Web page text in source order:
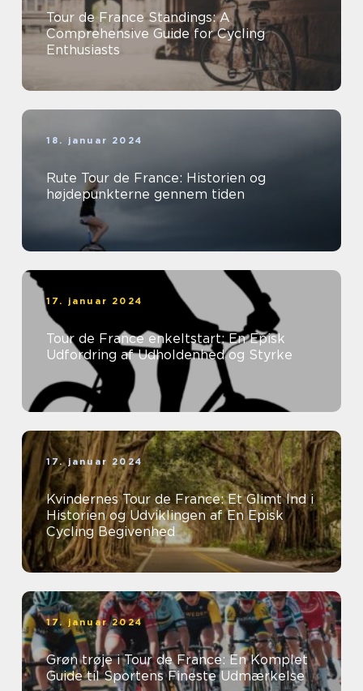
Tour de France Standings: A
Comprehensive Guide for Cycling
Enthusiasts
18. januar 2024
Rute Tour de France: Historien og
højdepunkterne gennem tiden
17. januar 2024
Tour de France enkeltstart: En Episk
Udfordring af Udholdenhed og Styrke
17. januar 2024
Kvindernes Tour de France: Et Glimt Ind i
Historien og Udviklingen af En Episk
Cycling Begivenhed
17. januar 2024
Grøn trøje i Tour de France: En Komplet
Guide til Sportens Fineste Udmærkelse